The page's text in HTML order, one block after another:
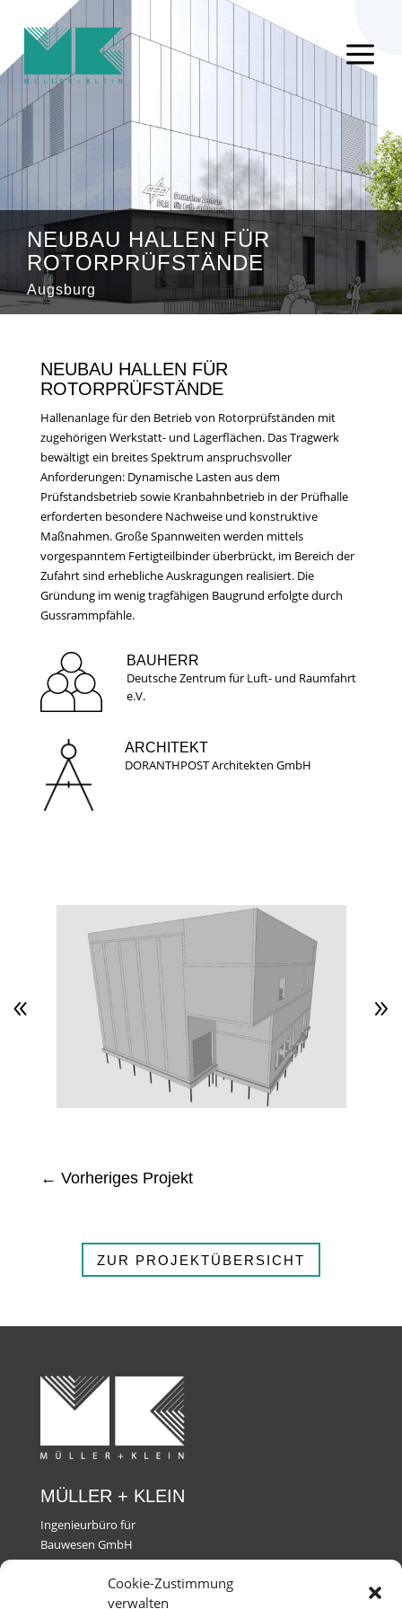
Cookie-Zustimmung
verwalten
a
NEUBAU HALLEN FÜR
ROTORPRÜFSTÄNDE
Augsburg
NEUBAU HALLEN FÜR
ROTORPRÜFSTÄNDE
Hallenanlage für den Betrieb von Rotorprüfständen mit
zugehörigen Werkstatt- und Lagerflächen. Das Tragwerk
bewältigt ein breites Spektrum anspruchsvoller
Anforderungen: Dynamische Lasten aus dem
Prüfstandsbetrieb sowie Kranbahnbetrieb in der Prüfhalle
erforderten besondere Nachweise und konstruktive
Maßnahmen. Große Spannweiten werden mittels
vorgespanntem Fertigteilbinder überbrückt, im Bereich der
Zufahrt sind erhebliche Auskragungen realisiert. Die
Gründung im wenig tragfähigen Baugrund erfolgte durch
Gussrammpfähle.
BAUHERR
Deutsche Zentrum für Luft- und Raumfahrt
e.V.
ARCHITEKT
DORANTHPOST Architekten GmbH
← Vorheriges Projekt
ZUR PROJEKTÜBERSICHT
MÜLLER + KLEIN
Ingenieurbüro für
Bauwesen GmbH
KONTAKT